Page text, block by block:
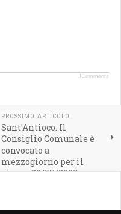
JComments
PROSSIMO ARTICOLO
Sant'Antioco. Il
Consiglio Comunale è
convocato a
mezzogiorno per il
giorno 29/07/2025 -